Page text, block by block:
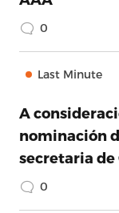
0
Last Minute
A
nominación
secretaria de
0